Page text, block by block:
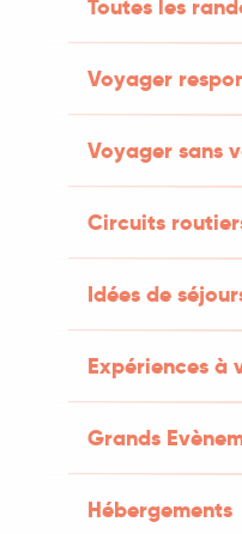
Toutes les
Voyager
Voyager sans
Circuits
Idées de
Expériences à
Grands
Hébergements
Cirq